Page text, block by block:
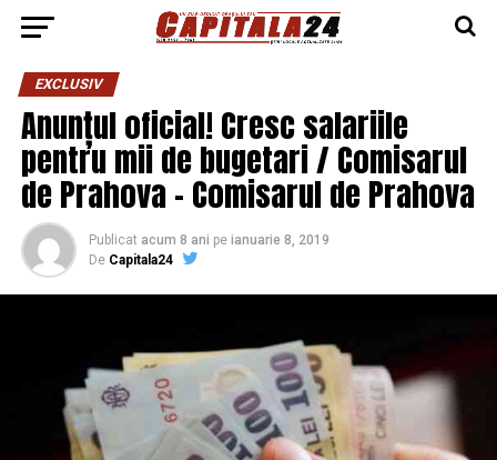
EXCLUSIV
Anunțul oficial! Cresc salariile
pentru mii de bugetari / Comisarul
de Prahova – Comisarul de Prahova
Publicat acum 8 ani pe ianuarie 8, 2019
De Capitala24